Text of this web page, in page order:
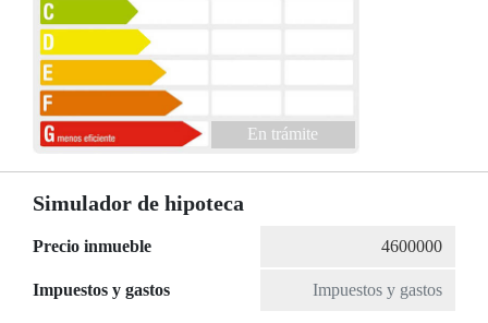
En trámite
Simulador de hipoteca
Precio inmueble
Impuestos y gastos